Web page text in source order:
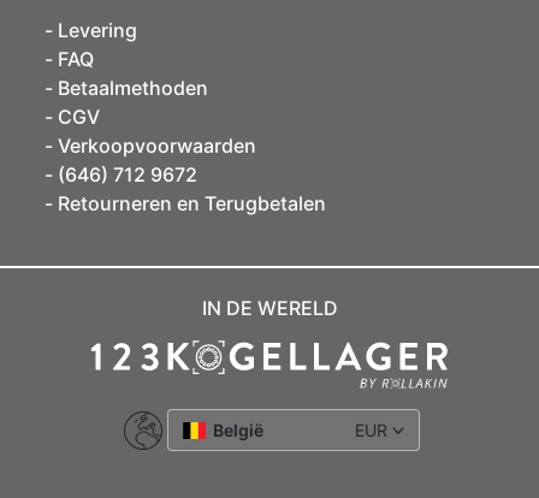
Levering
FAQ
Betaalmethoden
CGV
Verkoopvoorwaarden
(646) 712 9672
Retourneren en Terugbetalen
IN DE WERELD
België EUR